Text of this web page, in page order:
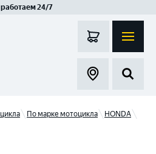
работаем 24/7
По марке мотоцикла
HONDA